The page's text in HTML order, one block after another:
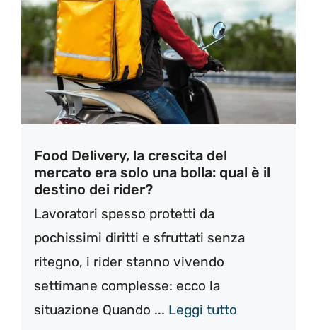
Food Delivery, la crescita del
mercato era solo una bolla: qual è il
destino dei rider?
Lavoratori spesso protetti da
pochissimi diritti e sfruttati senza
ritegno, i rider stanno vivendo
settimane complesse: ecco la
situazione Quando ... Leggi tutto